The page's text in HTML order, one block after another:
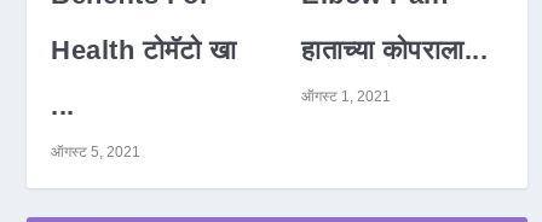
Health टोमॅटो खा
...
ऑगस्ट 5, 2021
हाताच्या कोपराला...
ऑगस्ट 1, 2021